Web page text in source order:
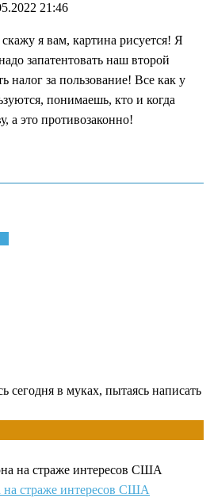
21:46
я вам, картина рисуется! Я
запатентовать наш второй
налог за пользование! Все как у
понимаешь, кто и когда
а это противозаконно!
сегодня в муках, пытаясь написать
на страже интересов США